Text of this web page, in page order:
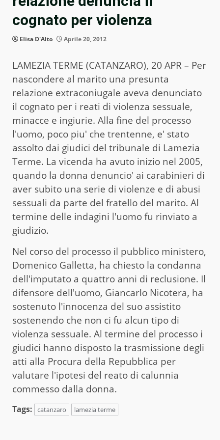
cognato per violenza
Elisa D'Alto Aprile 20, 2012
LAMEZIA TERME (CATANZARO), 20 APR – Per
nascondere al marito una presunta
relazione extraconiugale aveva denunciato
il cognato per i reati di violenza sessuale,
minacce e ingiurie. Alla fine del processo
l'uomo, poco piu' che trentenne, e' stato
assolto dai giudici del tribunale di Lamezia
Terme. La vicenda ha avuto inizio nel 2005,
quando la donna denuncio' ai carabinieri di
aver subito una serie di violenze e di abusi
sessuali da parte del fratello del marito. Al
termine delle indagini l'uomo fu rinviato a
giudizio.
Nel corso del processo il pubblico ministero,
Domenico Galletta, ha chiesto la condanna
dell'imputato a quattro anni di reclusione. Il
difensore dell'uomo, Giancarlo Nicotera, ha
sostenuto l'innocenza del suo assistito
sostenendo che non ci fu alcun tipo di
violenza sessuale. Al termine del processo i
giudici hanno disposto la trasmissione degli
atti alla Procura della Repubblica per
valutare l'ipotesi del reato di calunnia
commesso dalla donna.
Tags: catanzaro lamezia terme